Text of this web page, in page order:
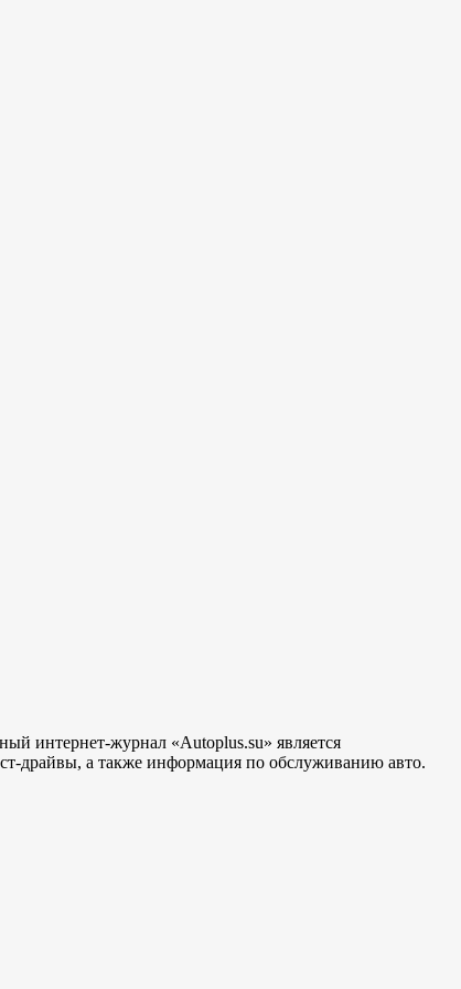
интернет-журнал «Autoplus.su» является
драйвы, а также информация по обслуживанию авто.